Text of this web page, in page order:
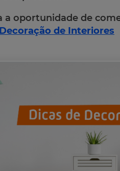
a oportunidade de
de Interiores